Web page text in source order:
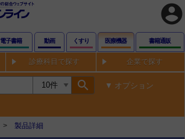
account_circle
電子書籍 動画 くすり 医療機器 書籍通販
診療科目で探す 企業で探す
search オプション
製品詳細